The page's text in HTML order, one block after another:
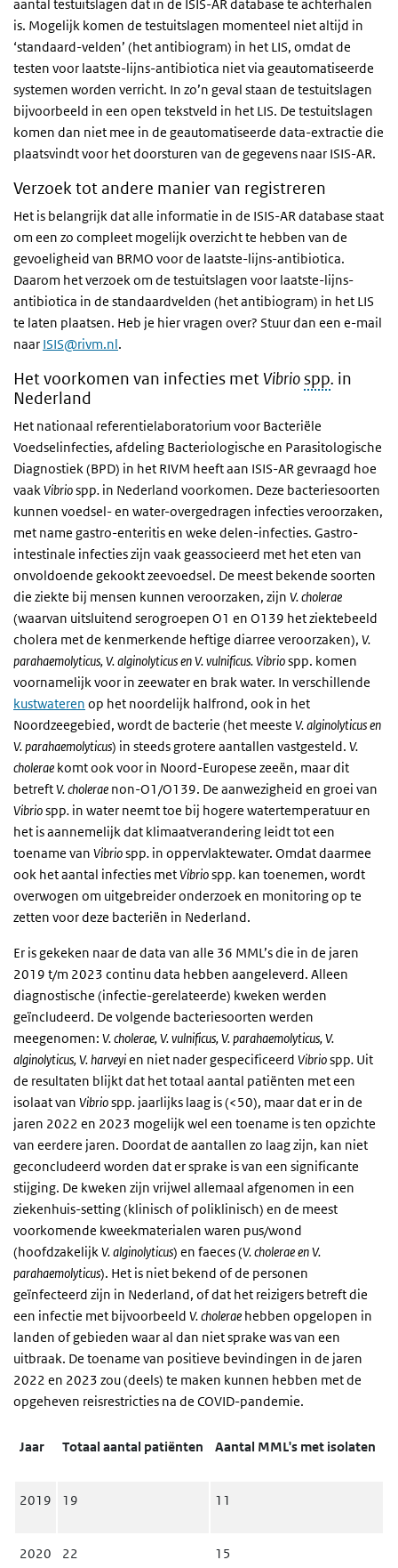
aantal testuitslagen dat in de ISIS-AR database te achterhalen
is. Mogelijk komen de testuitslagen momenteel niet altijd in
‘standaard-velden’ (het antibiogram) in het LIS, omdat de
testen voor laatste-lijns-antibiotica niet via geautomatiseerde
systemen worden verricht. In zo’n geval staan de testuitslagen
bijvoorbeeld in een open tekstveld in het LIS. De testuitslagen
komen dan niet mee in de geautomatiseerde data-extractie die
plaatsvindt voor het doorsturen van de gegevens naar ISIS-AR.
Verzoek tot andere manier van registreren
Het is belangrijk dat alle informatie in de ISIS-AR database staat
om een zo compleet mogelijk overzicht te hebben van de
gevoeligheid van BRMO voor de laatste-lijns-antibiotica.
Daarom het verzoek om de testuitslagen voor laatste-lijns-
antibiotica in de standaardvelden (het antibiogram) in het LIS
te laten plaatsen. Heb je hier vragen over? Stuur dan een e-mail
naar ISIS@rivm.nl.
Het voorkomen van infecties metVibriospp. in
Nederland
Het nationaal referentielaboratorium voor Bacteriële
Voedselinfecties, afdeling Bacteriologische en Parasitologische
Diagnostiek (BPD) in het RIVM heeft aan ISIS-AR gevraagd hoe
vaakVibriospp. in Nederland voorkomen. Deze bacteriesoorten
kunnen voedsel- en water-overgedragen infecties veroorzaken,
met name gastro-enteritis en weke delen-infecties. Gastro-
intestinale infecties zijn vaak geassocieerd met het eten van
onvoldoende gekookt zeevoedsel. De meest bekende soorten
die ziekte bij mensen kunnen veroorzaken, zijn V. cholerae
(waarvan uitsluitend serogroepen O1 en O139 het ziektebeeld
cholera met de kenmerkende heftige diarree veroorzaken), V.
parahaemolyticus, V. alginolyticus en V. vulnificus. Vibriospp. komen
voornamelijk voor in zeewater en brak water. In verschillende
kustwateren op het noordelijk halfrond, ook in het
Noordzeegebied, wordt de bacterie (het meeste V. alginolyticus en
V. parahaemolyticus) in steeds grotere aantallen vastgesteld. V.
cholerae komt ook voor in Noord-Europese zeeën, maar dit
betreftV. cholerae non-O1/O139. De aanwezigheid en groei van
Vibriospp. in water neemt toe bij hogere watertemperatuur en
het is aannemelijk dat klimaatverandering leidt tot een
toename van Vibriospp. in oppervlaktewater. Omdat daarmee
ook het aantal infecties metVibriospp. kan toenemen, wordt
overwogen om uitgebreider onderzoek en monitoring op te
zetten voor deze bacteriën in Nederland.
Er is gekeken naar de data van alle 36 MML’s die in de jaren
2019 t/m 2023 continu data hebben aangeleverd. Alleen
diagnostische (infectie-gerelateerde) kweken werden
geïncludeerd. De volgende bacteriesoorten werden
meegenomen: V. cholerae, V. vulnificus, V. parahaemolyticus, V.
alginolyticus, V. harveyien niet nader gespecificeerd Vibriospp. Uit
de resultaten blijkt dat het totaal aantal patiënten met een
isolaat van Vibriospp. jaarlijks laag is (<50), maar dat er in de
jaren 2022 en 2023 mogelijk wel een toename is ten opzichte
van eerdere jaren. Doordat de aantallen zo laag zijn, kan niet
geconcludeerd worden dat er sprake is van een significante
stijging. De kweken zijn vrijwel allemaal afgenomen in een
ziekenhuis-setting (klinisch of poliklinisch) en de meest
voorkomende kweekmaterialen waren pus/wond
(hoofdzakelijkV. alginolyticus) en faeces (V. cholerae en V.
parahaemolyticus). Het is niet bekend of de personen
geïnfecteerd zijn in Nederland, of dat het reizigers betreft die
een infectie met bijvoorbeeld V. cholerae hebben opgelopen in
landen of gebieden waar al dan niet sprake was van een
uitbraak. De toename van positieve bevindingen in de jaren
2022 en 2023 zou (deels) te maken kunnen hebben met de
opgeheven reisrestricties na de COVID-pandemie.
Jaar Totaal aantal patiënten Aantal MML's met isolaten
2019 19 11
2020 22 15